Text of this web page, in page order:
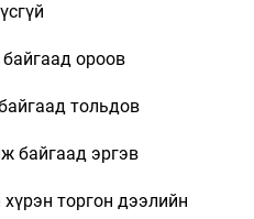
ороов
тольдов
байгаад эргэв
торгон дээлийн